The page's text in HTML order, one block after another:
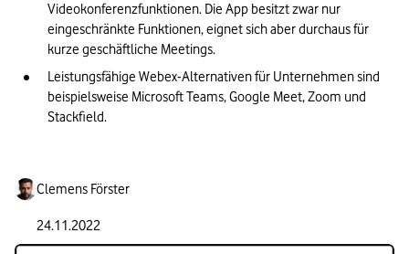
Videokonferenzfunktionen. Die App besitzt zwar nur
eingeschränkte Funktionen, eignet sich aber durchaus für
kurze geschäftliche Meetings.
Leistungsfähige Webex-Alternativen für Unternehmen sind
beispielsweise Microsoft Teams, Google Meet, Zoom und
Stackfield.
Clemens Förster
24.11.2022